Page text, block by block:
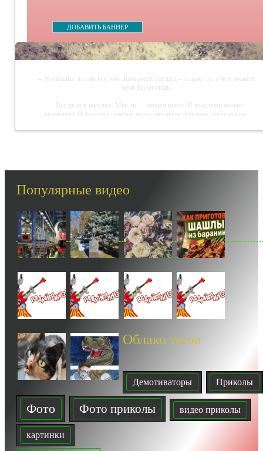
ДОБАВИТЬ БАННЕР
-- Начинайте делать все, что вы можете сделать – и даже то, о чем можете
хотя бы мечтать.
-- Все дело в мыслях. Мысль — начало всего. И мыслями можно
управлять. И поэтому главное дело совершенствования: работать над
-- Лучшее, что можно сделать с хорошим советом, это пропустить его мимо
-- Люблю давать советы и очень не люблю, когда их дают мне.
Популярные видео
Облако тегов
Демотиваторы Приколы
Фото Фото приколы видео приколы
картинки